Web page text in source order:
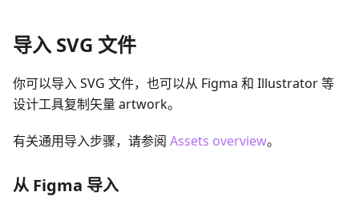
导入 SVG 文件
你可以导入 SVG 文件，也可以从 Figma 和 Illustrator 等
设计工具复制矢量 artwork。
有关通用导入步骤，请参阅 Assets overview。
从 Figma 导入